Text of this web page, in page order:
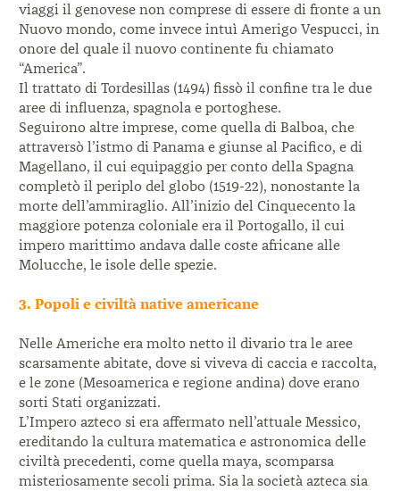
viaggi il genovese non comprese di essere di fronte a un
Nuovo mondo, come invece intuì Amerigo Vespucci, in
onore del quale il nuovo continente fu chiamato
“America”.
Il trattato di Tordesillas (1494) fissò il confine tra le due
aree di influenza, spagnola e portoghese.
Seguirono altre imprese, come quella di Balboa, che
attraversò l’istmo di Panama e giunse al Pacifico, e di
Magellano, il cui equipaggio per conto della Spagna
completò il periplo del globo (1519-22), nonostante la
morte dell’ammiraglio. All’inizio del Cinquecento la
maggiore potenza coloniale era il Portogallo, il cui
impero marittimo andava dalle coste africane alle
Molucche, le isole delle spezie.
3. Popoli e civiltà native americane
Nelle Americhe era molto netto il divario tra le aree
scarsamente abitate, dove si viveva di caccia e raccolta,
e le zone (Mesoamerica e regione andina) dove erano
sorti Stati organizzati.
L’Impero azteco si era affermato nell’attuale Messico,
ereditando la cultura matematica e astronomica delle
civiltà precedenti, come quella maya, scomparsa
misteriosamente secoli prima. Sia la società azteca sia